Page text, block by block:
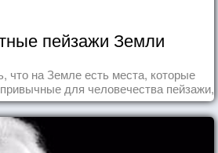
пейзажи Земли
что на Земле есть места, которые
для человечества пейзажи,
и вовсе инопланетными!